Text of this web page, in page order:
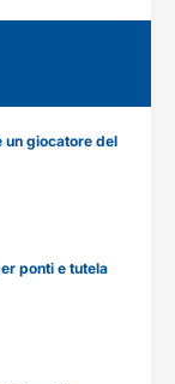
un giocatore del
ponti e tutela